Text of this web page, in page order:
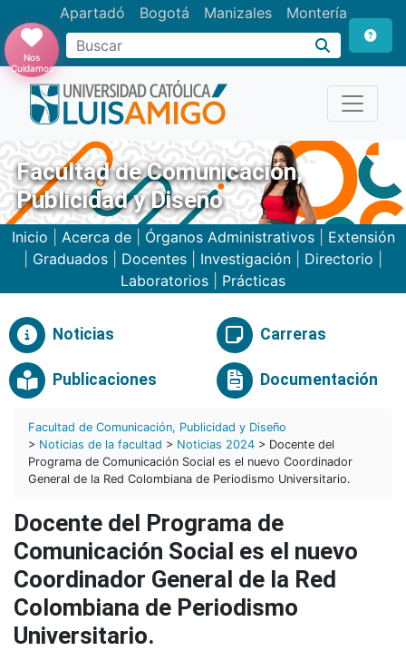
Apartadó Bogotá Manizales Montería
Buscar
Nos
Cuidamos
Facultad de Comunicación,
Publicidad y Diseño
Inicio Acerca de| Órganos Administrativos| Extensión
Graduados Docentes Investigación Directorio
Laboratorios
Prácticas
Noticias Carreras
Publicaciones Documentación
Facultad de Comunicación, Publicidad y Diseño
> Noticias de la facultad > Noticias 2024 > Docente del
Programa de Comunicación Social es el nuevo Coordinador
General de la Red Colombiana de Periodismo Universitario.
Docente del Programa de
Comunicación Social es el nuevo
Coordinador General de la Red
Colombiana de Periodismo
Universitario.